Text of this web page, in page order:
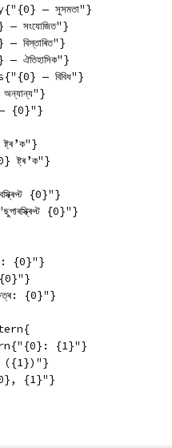
— সুসমতা"}
সংযোজিত"}
বিস্তাৰিত"}
ঐতিহাসিক"}
— বিবিধ"}
{0}"}
ষ্ট্ৰ’ক"}
{0}"}
{0}"}
{0}"}
{0}"}
{1}"}
({1})"}
{1}"}